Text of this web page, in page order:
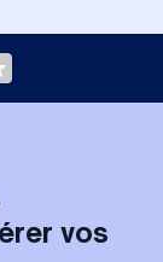
vos